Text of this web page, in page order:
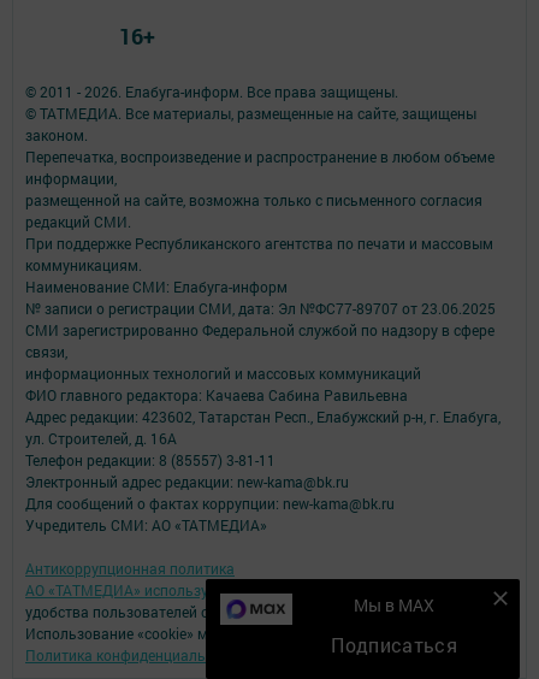
Мы в MAX
Подписаться
© 2011 - 2026. Елабуга-информ. Все права защищены.
© ТАТМЕДИА. Все материалы, размещенные на сайте, защищены
законом.
Перепечатка, воспроизведение и распространение в любом объеме
информации,
размещенной на сайте, возможна только с письменного согласия
редакций СМИ.
При поддержке Республиканского агентства по печати и массовым
коммуникациям.
Наименование СМИ: Елабуга-информ
№ записи о регистрации СМИ, дата: Эл №ФС77-89707 от 23.06.2025
СМИ зарегистрированно Федеральной службой по надзору в сфере
связи,
информационных технологий и массовых коммуникаций
ФИО главного редактора: Качаева Сабина Равильевна
Адрес редакции: 423602, Татарстан Респ., Елабужский р-н, г. Елабуга,
ул. Строителей, д. 16А
Телефон редакции: 8 (85557) 3-81-11
Электронный адрес редакции: new-kama@bk.ru
Для сообщений о фактах коррупции: new-kama@bk.ru
Учредитель СМИ: АО «ТАТМЕДИА»
Антикоррупционная политика
АО «ТАТМЕДИА» использует «cookie»для персонализации сервисов и
удобства пользователей сайтом.
Использование «cookie» можно отменить в настройках браузера.
Политика конфиденциальности
16+